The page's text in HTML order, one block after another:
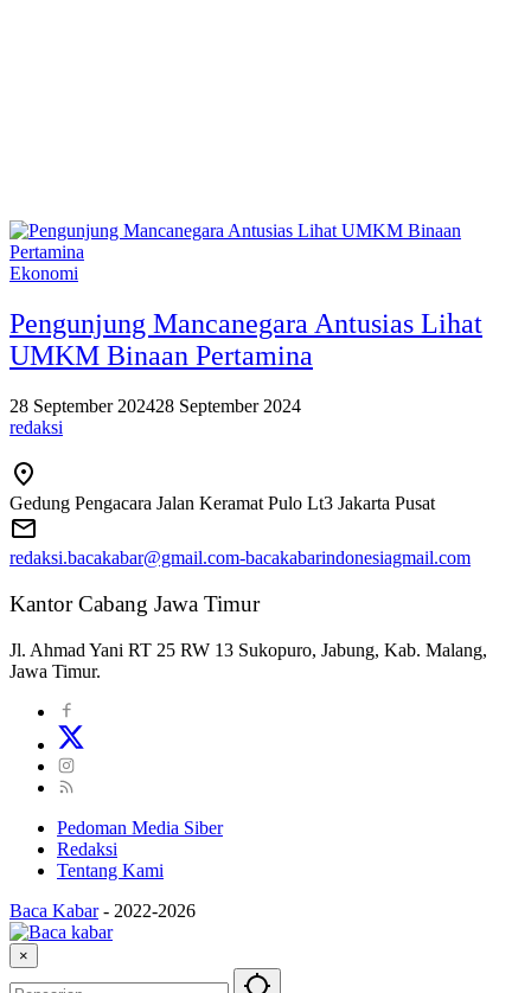
Ekonomi
Pengunjung Mancanegara Antusias Lihat
UMKM Binaan Pertamina
28 September 202428 September 2024
redaksi
Gedung Pengacara Jalan Keramat Pulo Lt3 Jakarta Pusat
redaksi.bacakabar@gmail.com-bacakabarindonesiagmail.com
Kantor Cabang Jawa Timur
Jl. Ahmad Yani RT 25 RW 13 Sukopuro, Jabung, Kab. Malang,
Jawa Timur.
Pedoman Media Siber
Redaksi
Tentang Kami
Baca Kabar - 2022-2026
×